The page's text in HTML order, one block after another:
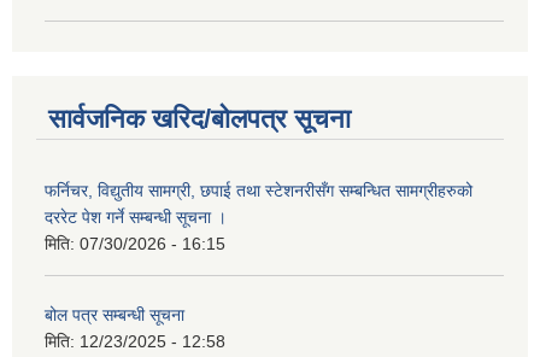
सार्वजनिक खरिद/बोलपत्र सूचना
फर्निचर, विद्युतीय सामग्री, छपाई तथा स्टेशनरीसँग सम्बन्धित सामग्रीहरुको
दररेट पेश गर्ने सम्बन्धी सूचना ।
मिति: 07/30/2026 - 16:15
बोल पत्र सम्बन्धी सूचना
मिति: 12/23/2025 - 12:58